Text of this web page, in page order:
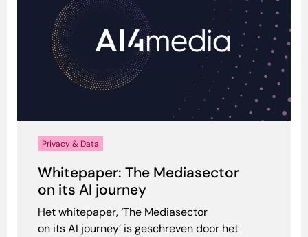
Privacy & Data
Whitepaper: The Mediasector
on its AI journey
Het whitepaper, ‘The Mediasector
on its AI journey’ is geschreven door het